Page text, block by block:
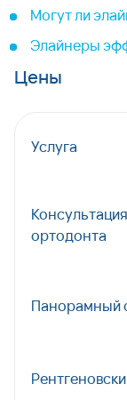
Могут ли
Элайнеры
Цены
Услуга
ортодонта
Панорамный